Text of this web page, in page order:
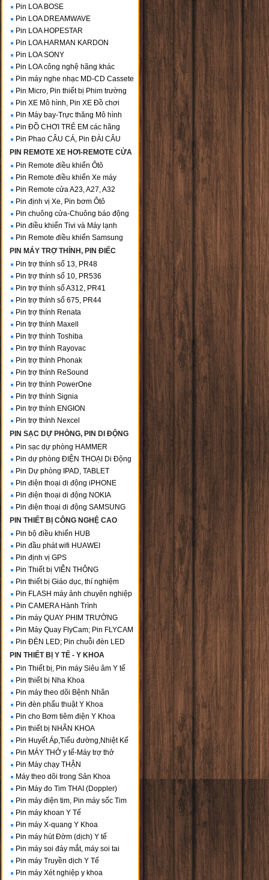
Pin LOA BOSE
Pin LOA DREAMWAVE
Pin LOA HOPESTAR
Pin LOA HARMAN KARDON
Pin LOA SONY
Pin LOA công nghệ hãng khác
Pin máy nghe nhạc MD-CD Cassete
Pin Micro, Pin thiết bị Phim trường
Pin XE Mô hình, Pin XE Đồ chơi
Pin Máy bay-Trực thăng Mô hình
Pin ĐỒ CHƠI TRẺ EM các hãng
Pin Phao CÂU CÁ, Pin ĐÀI CÂU
PIN REMOTE XE HƠI-REMOTE CỬA
Pin Remote điều khiển Ôtô
Pin Remote điều khiển Xe máy
Pin Remote cửa A23, A27, A32
Pin định vị Xe, Pin bơm Ôtô
Pin chuông cửa-Chuông báo động
Pin điều khiển Tivi và Máy lạnh
Pin Remote điều khiển Samsung
PIN MÁY TRỢ THÍNH, PIN ĐIẾC
Pin trợ thính số 13, PR48
Pin trợ thính số 10, PR536
Pin trợ thính số A312, PR41
Pin trợ thính số 675, PR44
Pin trợ thính Renata
Pin trợ thính Maxell
Pin trợ thính Toshiba
Pin trợ thính Rayovac
Pin trợ thính Phonak
Pin trợ thính ReSound
Pin trợ thính PowerOne
Pin trợ thính Signia
Pin trợ thính ENGION
Pin trợ thính Nexcel
PIN SẠC DỰ PHÒNG, PIN DI ĐỘNG
Pin sạc dự phòng HAMMER
Pin dự phòng ĐIỆN THOẠI Di Động
Pin Dự phòng IPAD, TABLET
Pin điện thoại di động iPHONE
Pin điện thoại di động NOKIA
Pin điện thoại di động SAMSUNG
PIN THIẾT BỊ CÔNG NGHỆ CAO
Pin bộ điều khiển HUB
Pin đầu phát wifi HUAWEI
Pin định vị GPS
Pin Thiết bị VIỄN THÔNG
Pin thiết bị Giáo dục, thí nghiệm
Pin FLASH máy ảnh chuyên nghiệp
Pin CAMERA Hành Trình
Pin máy QUAY PHIM TRƯỜNG
Pin Máy Quay FlyCam; Pin FLYCAM
Pin ĐÈN LED; Pin chuỗi đèn LED
PIN THIẾT BỊ Y TẾ - Y KHOA
Pin Thiết bị, Pin máy Siêu âm Y tế
Pin thiết bị Nha Khoa
Pin máy theo dõi Bệnh Nhân
Pin đèn phẩu thuật Y Khoa
Pin cho Bơm tiêm điện Y Khoa
Pin thiết bị NHÃN KHOA
Pin Huyết Áp,Tiểu đường,Nhiệt Kế
Pin MÁY THỞ y tế-Máy trợ thở
Pin Máy chạy THẬN
Máy theo dõi trong Sản Khoa
Pin Máy đo Tim THAI (Doppler)
Pin máy điện tim, Pin máy sốc Tim
Pin máy khoan Y Tế
Pin máy X-quang Y Khoa
Pin máy hút Đờm (dịch) Y tế
Pin máy soi đáy mắt, máy soi tai
Pin máy Truyền dịch Y Tế
Pin máy Xét nghiệp y khoa